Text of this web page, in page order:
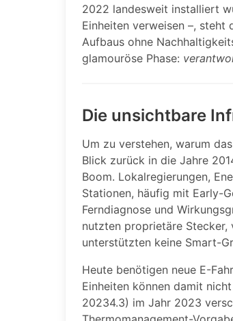
2022 landesweit installiert
Einheiten verweisen –, steht
Aufbaus ohne
glamouröse Phase:
Die unsichtbare
Um zu verstehen, warum
Blick zurück in die Jahre
Boom. Lokalregierungen,
Stationen, häufig mit Early-
Ferndiagnose und
nutzten proprietäre Stecker,
unterstützten keine Smart-
Heute benötigen neue E-
Einheiten können damit
20234.3) im Jahr 2023